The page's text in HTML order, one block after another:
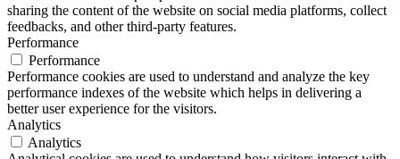
sharing the content of the website on social media platforms, collect
feedbacks, and other third-party features.
Performance
Performance
Performance cookies are used to understand and analyze the key
performance indexes of the website which helps in delivering a
better user experience for the visitors.
Analytics
Analytics